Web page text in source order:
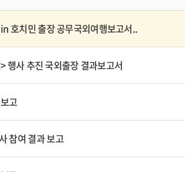
호치민 출장 공무국외여행보고서..
행사 추진 국외출장 결과보고서
고
참여 결과 보고